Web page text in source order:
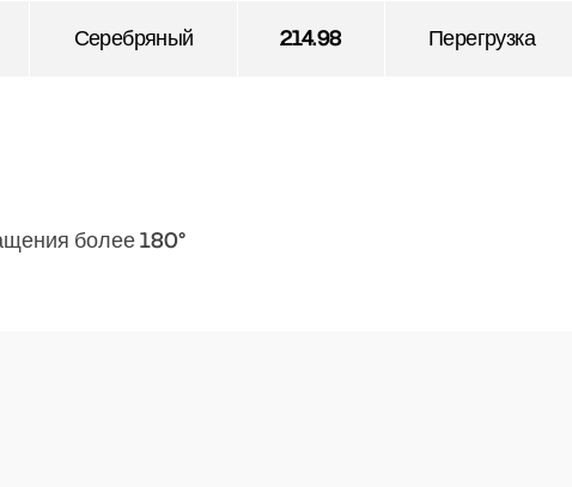
Серебряный 214.98 Перегрузка
более 180°